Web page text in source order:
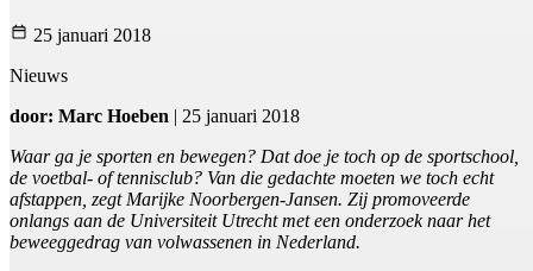
25 januari 2018
Nieuws
door: Marc Hoeben | 25 januari 2018
Waar ga je sporten en bewegen? Dat doe je toch op de sportschool,
de voetbal- of tennisclub? Van die gedachte moeten we toch echt
afstappen, zegt Marijke Noorbergen-Jansen. Zij promoveerde
onlangs aan de Universiteit Utrecht met een onderzoek naar het
beweeggedrag van volwassenen in Nederland.